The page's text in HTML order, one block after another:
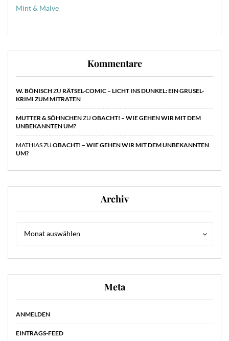
Mint & Malve
Kommentare
W. BÖNISCHZU RÄTSEL-COMIC – LICHT INS DUNKEL: EIN GRUSEL-
KRIMI ZUM MITRATEN
MUTTER & SÖHNCHENZU OBACHT! – WIE GEHEN WIR MIT DEM
UNBEKANNTEN UM?
MATHIASZU OBACHT! – WIE GEHEN WIR MIT DEM UNBEKANNTEN
UM?
Archiv
Monat auswählen
Meta
ANMELDEN
EINTRAGS-FEED